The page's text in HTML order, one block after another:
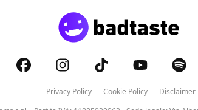
Privacy Policy Cookie Policy
Disclaimer